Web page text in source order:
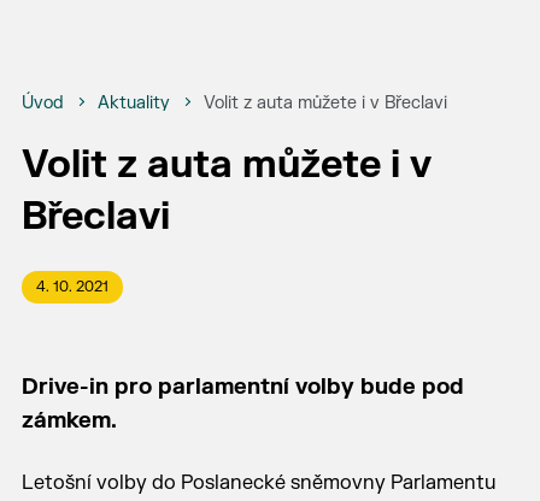
Úvod Aktuality Volit z auta můžete i v Břeclavi
Volit z auta můžete i v
Břeclavi
4. 10. 2021
Drive-in pro parlamentní volby bude pod
zámkem.
Letošní volby do Poslanecké sněmovny Parlamentu